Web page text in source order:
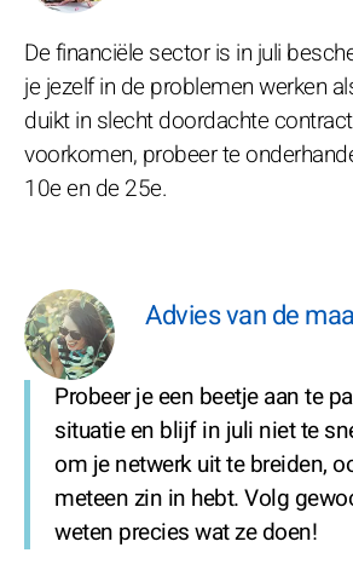
De financiële sector is in juli
je jezelf in de problemen werken
duikt in slecht doordachte
voorkomen, probeer te
10e en de 25e.
Advies van de
Probeer je een beetje aan te
situatie en blijf in juli niet te
om je netwerk uit te breiden,
meteen zin in hebt. Volg
weten precies wat ze doen!